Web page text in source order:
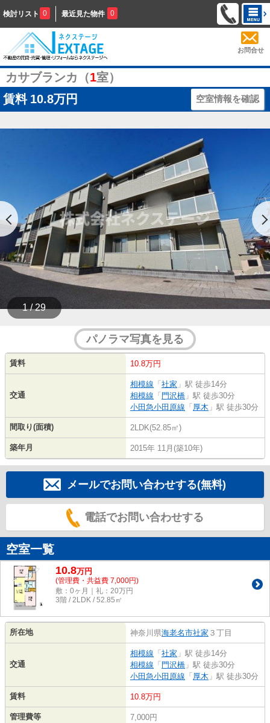
検討リスト 0 最近見た物件 0
お問合せ
カサブランカ（1室）
賃料 10.8万円 空室情報を確認
1 / 29
パノラマ写真を見る
賃料 10.8万円
交通
相模線 「 社家 」駅 徒歩14分
相模線 「 門沢橋 」駅 徒歩30分
小田急小田原線 「 厚木 」駅 徒歩30分
間取り(面積) 2LDK(52.85㎡)
築年月 2015年 11月(築10年)
メールでお問い合わせする(無料)
電話でお問い合わせする
空室一覧
10.8万円
(管理費・共益費 7,000円)
敷：0ヶ月｜礼：20万円
3階 / 2LDK / 52.85㎡
所在地 神奈川県海老名市社家 ３丁目
交通
相模線 「 社家 」駅 徒歩14分
相模線 「 門沢橋 」駅 徒歩30分
小田急小田原線 「 厚木 」駅 徒歩30分
賃料 10.8万円
管理費等 7,000円